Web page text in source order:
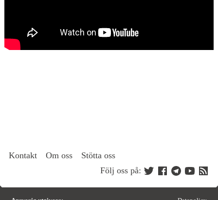
Kontakt Om oss
Stötta oss
Följ oss på: